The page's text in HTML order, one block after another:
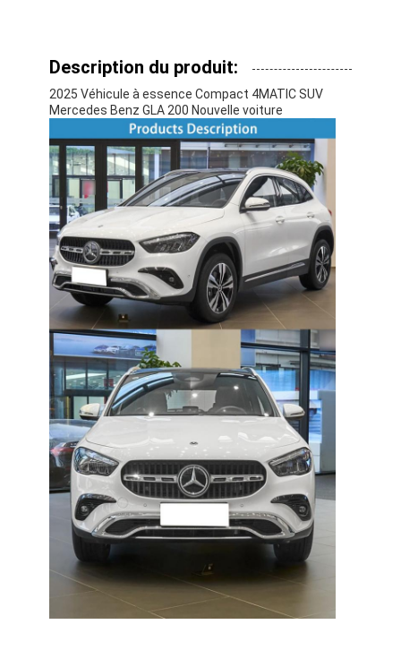
Description du produit:
2025 Véhicule à essence Compact 4MATIC SUV
Mercedes Benz GLA 200 Nouvelle voiture